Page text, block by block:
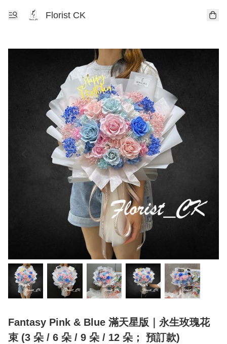
Florist CK
Fantasy Pink & Blue 滿天星版｜永生玫瑰花
束 (3 朵 / 6 朵 / 9 朵 / 12 朵； 預訂款)